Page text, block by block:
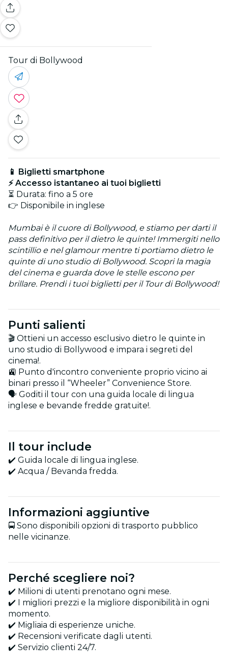
Tour di Bollywood
📱 Biglietti smartphone
⚡ Accesso istantaneo ai tuoi biglietti
⏳ Durata: fino a 5 ore
👉 Disponibile in inglese
Mumbai è il cuore di Bollywood, e stiamo per darti il
pass definitivo per il dietro le quinte! Immergiti nello
scintillio e nel glamour mentre ti portiamo dietro le
quinte di uno studio di Bollywood. Scopri la magia
del cinema e guarda dove le stelle escono per
brillare. Prendi i tuoi biglietti per il Tour di Bollywood!
Punti salienti
🎬 Ottieni un accesso esclusivo dietro le quinte in
uno studio di Bollywood e impara i segreti del
cinema!.
🚉 Punto d'incontro conveniente proprio vicino ai
binari presso il “Wheeler” Convenience Store.
🗣️ Goditi il tour con una guida locale di lingua
inglese e bevande fredde gratuite!.
Il tour include
✔️ Guida locale di lingua inglese.
✔️ Acqua / Bevanda fredda.
Informazioni aggiuntive
🚍 Sono disponibili opzioni di trasporto pubblico
nelle vicinanze.
Perché scegliere noi?
✔️ Milioni di utenti prenotano ogni mese.
✔️ I migliori prezzi e la migliore disponibilità in ogni
momento.
✔️ Migliaia di esperienze uniche.
✔️ Recensioni verificate dagli utenti.
✔️ Servizio clienti 24/7.